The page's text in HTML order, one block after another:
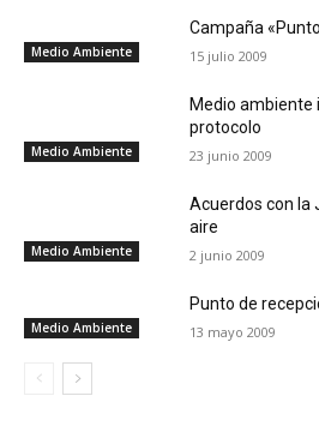
Medio Ambiente
Campaña
15 julio 2009
Medio Ambiente
Medio ambiente
protocolo
23 junio 2009
Medio Ambiente
Acuerdos con la
aire
2 junio 2009
Medio Ambiente
Punto de
13 mayo 2009